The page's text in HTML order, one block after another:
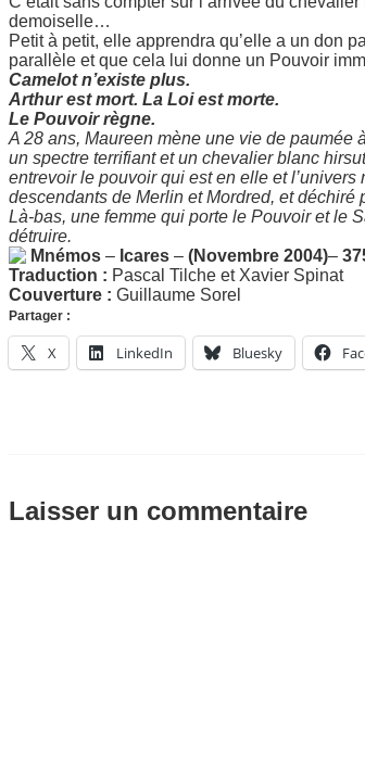
demoiselle…
Petit à petit, elle apprendra qu’elle a un don
parallèle et que cela lui donne un Pouvoir
Camelot n’existe plus.
Arthur est mort. La Loi est morte.
Le Pouvoir règne.
A 28 ans, Maureen mène une vie de paumée
un spectre terrifiant et un chevalier blanc
entrevoir le pouvoir qui est en elle et
descendants de Merlin et Mordred, et déchiré
Là-bas, une femme qui porte le Pouvoir et le
détruire.
Mnémos – Icares – (Novembre 2004)–
Traduction : Pascal Tilche et Xavier Spinat
Couverture : Guillaume Sorel
Partager :
X LinkedIn Bluesky
Laisser un commentaire